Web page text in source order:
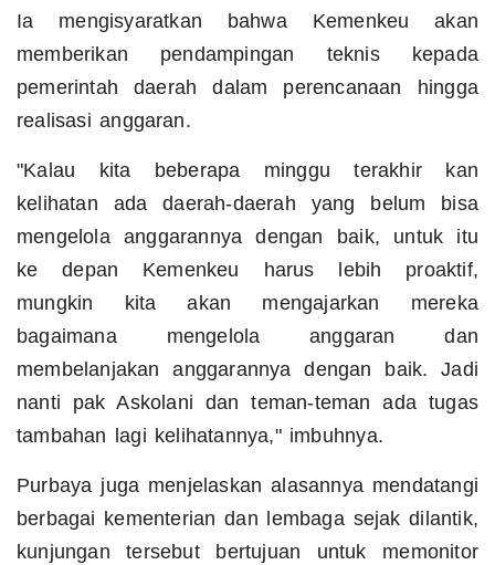
Ia mengisyaratkan bahwa Kemenkeu akan
memberikan pendampingan teknis kepada
pemerintah daerah dalam perencanaan hingga
realisasi anggaran.
"Kalau kita beberapa minggu terakhir kan
kelihatan ada daerah-daerah yang belum bisa
mengelola anggarannya dengan baik, untuk itu
ke depan Kemenkeu harus lebih proaktif,
mungkin kita akan mengajarkan mereka
bagaimana mengelola anggaran dan
membelanjakan anggarannya dengan baik. Jadi
nanti pak Askolani dan teman-teman ada tugas
tambahan lagi kelihatannya," imbuhnya.
Purbaya juga menjelaskan alasannya mendatangi
berbagai kementerian dan lembaga sejak dilantik,
kunjungan tersebut bertujuan untuk memonitor